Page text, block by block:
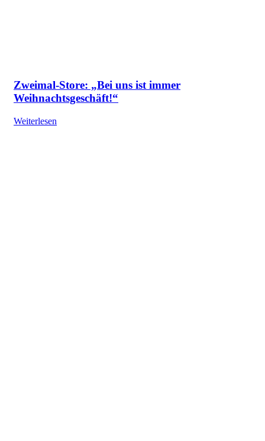
Zweimal-Store: „Bei uns ist immer
Weihnachtsgeschäft!“
Weiterlesen